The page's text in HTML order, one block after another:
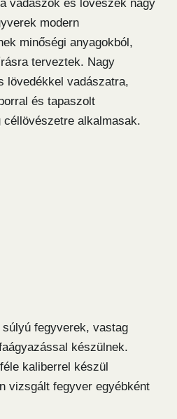
vadászok és lövészek nagy
modern
minőségi anyagokból,
terveztek. Nagy
lövedékkel vadászatra,
és tapaszolt
céllövészetre alkalmasak.
fegyverek, vastag
készülnek.
kaliberrel készül
vizsgált fegyver egyébként